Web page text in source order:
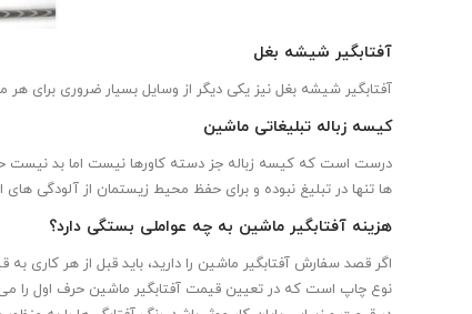
آفتابگیر شیشه بغل
آفتابگیر شیشه بغل نیز یکی دیگر از وسایل بسیار ضروری برای
کیسه زباله تبلیغاتی ماشین
درست است که کیسه زباله جز دسته کاورها نیست اما بد نیست
ها تنها در تبلیغ نبوده و برای حفظ محیط زیستمان از آلودگی
هزینه آفتابگیر ماشین به چه عواملی بستگی دارد؟
اگر قصد سفارش آفتابگیر ماشین را دارید، باید قبل از هر کاری
نوع چاپ است که در تعیین قیمت آفتابگیر ماشین حرف اول را می